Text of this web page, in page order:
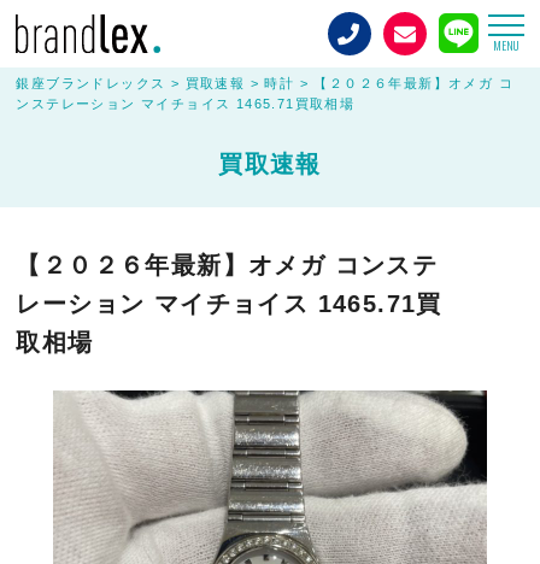
MENU
銀座ブランドレックス > 買取速報 >時計 >
【２０２６年最新】オメガ コ
ンステレーション マイチョイス 1465.71買取相場
買取速報
【２０２６年最新】オメガ コンステ
レーション マイチョイス 1465.71買
取相場